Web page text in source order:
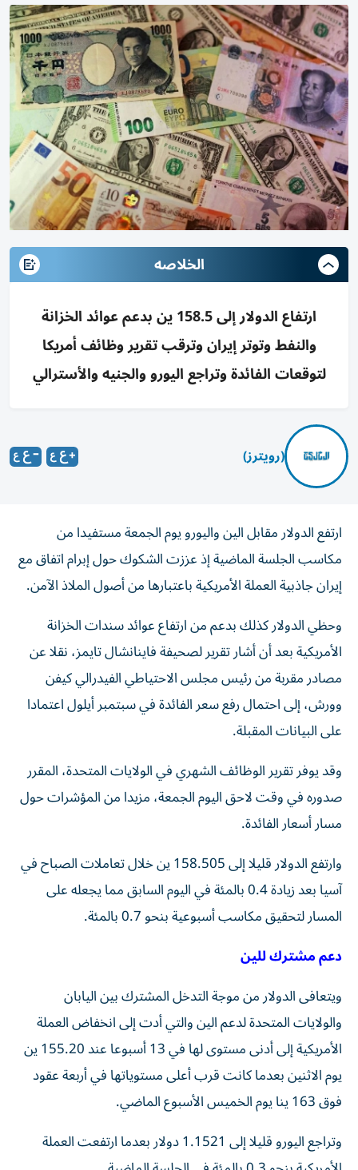
الخلاصه
ارتفاع الدولار إلى 158.5 ين بدعم عوائد الخزانة
والنفط وتوتر إيران وترقب تقرير وظائف أمريكا
لتوقعات الفائدة وتراجع اليورو والجنيه والأسترالي
(رويترز)
ارتفع الدولار مقابل الين واليورو يوم الجمعة مستفيدا من
مكاسب الجلسة الماضية إذ عززت الشكوك حول إبرام اتفاق مع
إيران جاذبية العملة الأمريكية باعتبارها من أصول الملاذ ‌الآمن.
وحظي الدولار كذلك بدعم من ارتفاع عوائد سندات الخزانة
الأمريكية بعد أن أشار ​تقرير لصحيفة ⁠فاينانشال تايمز، نقلا عن
مصادر مقربة من رئيس مجلس الاحتياطي الفيدرالي كيفن
وورش، إلى احتمال رفع ‌سعر الفائدة في سبتمبر أيلول اعتمادا
على البيانات المقبلة.
وقد يوفر تقرير الوظائف الشهري في الولايات المتحدة، المقرر
صدوره في وقت لاحق اليوم الجمعة، مزيدا من المؤشرات حول
مسار ‌أسعار الفائدة.
وارتفع الدولار قليلا إلى 158.505 ين خلال تعاملات الصباح في
آسيا بعد زيادة 0.4 ⁠بالمئة في اليوم السابق مما يجعله على
المسار لتحقيق مكاسب أسبوعية بنحو 0.7 بالمئة.
دعم مشترك للين
ويتعافى الدولار من موجة التدخل المشترك بين اليابان
والولايات المتحدة لدعم الين والتي أدت إلى انخفاض العملة
الأمريكية إلى أدنى مستوى لها في 13 أسبوعا عند 155.20 ين
يوم الاثنين بعدما كانت قرب أعلى مستوياتها في أربعة عقود
فوق 163 ينا يوم ​الخميس الأسبوع الماضي.
وتراجع اليورو قليلا إلى 1.1521 دولار بعدما ارتفعت العملة